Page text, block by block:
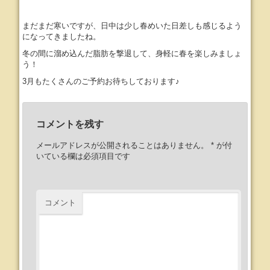
まだまだ寒いですが、日中は少し春めいた日差しも感じるよう
になってきましたね。
冬の間に溜め込んだ脂肪を撃退して、身軽に春を楽しみましょ
う！
3月もたくさんのご予約お待ちしております♪
コメントを残す
メールアドレスが公開されることはありません。 *が付
いている欄は必須項目です
コメント